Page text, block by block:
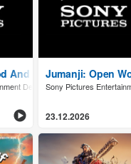
And Bone - Goldener
Deutschland GmbH
Jumanji: Open
Sony Pictures
23.12.2026